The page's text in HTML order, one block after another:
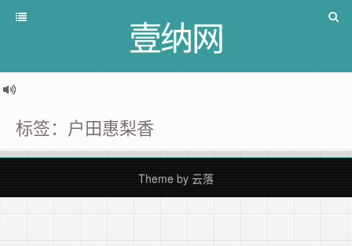
壹纳网
标签：户田惠梨香
Theme by 云落